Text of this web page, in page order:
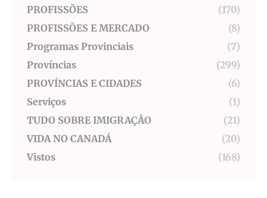
PROFISSÕES
(170)
PROFISSÕES E MERCADO
(8)
Programas Provinciais
(7)
Províncias
(299)
PROVÍNCIAS E CIDADES
(6)
Serviços
(1)
TUDO SOBRE IMIGRAÇÃO
(21)
VIDA NO CANADÁ
(20)
Vistos
(168)